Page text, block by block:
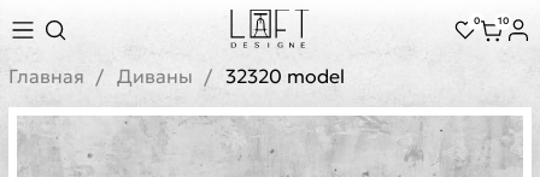
0 10
Главная Диваны 32320 model